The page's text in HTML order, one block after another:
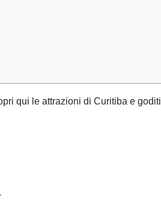
qui le attrazioni di Curitiba e goditi